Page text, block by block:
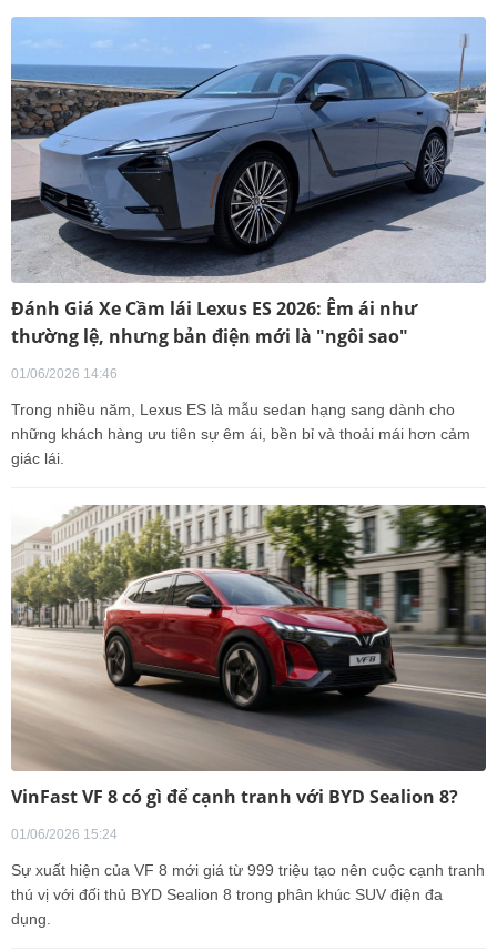
Đánh Giá Xe Cầm lái Lexus ES 2026: Êm ái như
thường lệ, nhưng bản điện mới là "ngôi sao"
01/06/2026 14:46
Trong nhiều năm, Lexus ES là mẫu sedan hạng sang dành cho
những khách hàng ưu tiên sự êm ái, bền bỉ và thoải mái hơn cảm
giác lái.
VinFast VF 8 có gì để cạnh tranh với BYD Sealion 8?
01/06/2026 15:24
Sự xuất hiện của VF 8 mới giá từ 999 triệu tạo nên cuộc cạnh tranh
thú vị với đối thủ BYD Sealion 8 trong phân khúc SUV điện đa
dụng.